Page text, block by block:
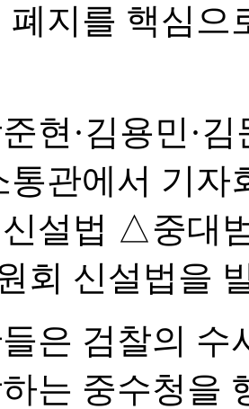
폐지를 핵심으
현·김용민·
통관에서 기
설법 △중대
회 신설법을
은 검찰의 수
는 중수청을